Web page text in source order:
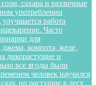
сахара и различные
употреблении
работа
Часто
для
джема, компота, желе,
дикорастущие и
все ягоды были
человек научился
но растущие в лесу